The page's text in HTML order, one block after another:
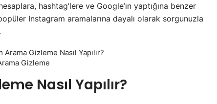
hashtag’lere ve Google’ın yaptığına benzer
Instagram aramalarına dayalı olarak sorgunuzla
Gizleme
Nasıl Yapılır?